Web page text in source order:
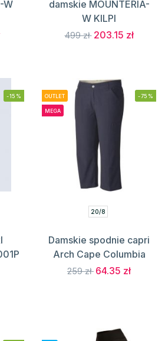
W
damskie MOUNTERIA-
W KILPI
499 zł 203.15 zł
-15% OUTLET
MEGA
-75%
20/8
Damskie spodnie capri
Arch Cape Columbia
259 zł 64.35 zł